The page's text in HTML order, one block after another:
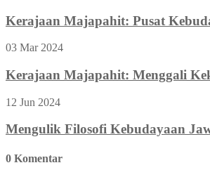
Kerajaan Majapahit: Pusat
03 Mar 2024
Kerajaan Majapahit: Menggali
12 Jun 2024
Mengulik Filosofi Kebudayaan
0 Komentar